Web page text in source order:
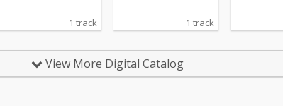
1 track 1 track
View More Digital Catalog